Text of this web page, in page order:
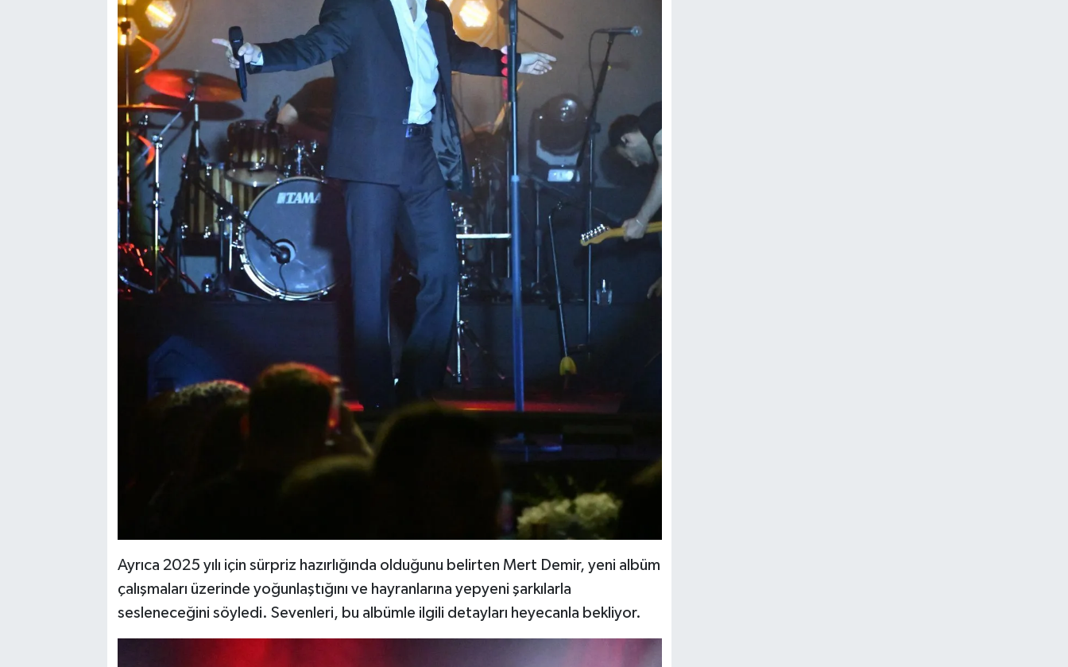
Ayrıca 2025 yılı için sürpriz hazırlığında olduğunu belirten Mert Demir, yeni albüm
çalışmaları üzerinde yoğunlaştığını ve hayranlarına yepyeni şarkılarla
sesleneceğini söyledi. Sevenleri, bu albümle ilgili detayları heyecanla bekliyor.